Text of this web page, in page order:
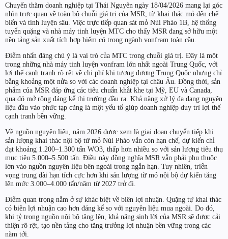
Chuyến thăm doanh nghiệp tại Thái Nguyên ngày 18/04/2026 mang lại góc
nhìn trực quan về toàn bộ chuỗi giá trị của MSR, từ khai thác mỏ đến chế
biến và tinh luyện sâu. Việc trực tiếp quan sát mỏ Núi Pháo 1B, hệ thống
tuyển quặng và nhà máy tinh luyện MTC cho thấy MSR đang sở hữu một
nền tảng sản xuất tích hợp hiếm có trong ngành vonfram toàn cầu.
Điểm nhấn đáng chú ý là vai trò của MTC trong chuỗi giá trị. Đây là một
trong những nhà máy tinh luyện vonfram lớn nhất ngoài Trung Quốc, với
lợi thế cạnh tranh rõ rệt về chi phí khi tương đương Trung Quốc nhưng chỉ
bằng khoảng một nửa so với các doanh nghiệp tại châu Âu. Đồng thời, sản
phẩm của MSR đáp ứng các tiêu chuẩn khắt khe tại Mỹ, EU và Canada,
qua đó mở rộng đáng kể thị trường đầu ra. Khả năng xử lý đa dạng nguyên
liệu đầu vào phức tạp cũng là một yếu tố giúp doanh nghiệp duy trì lợi thế
cạnh tranh bền vững.
Về nguồn nguyên liệu, năm 2026 được xem là giai đoạn chuyển tiếp khi
sản lượng khai thác nội bộ từ mỏ Núi Pháo vẫn còn hạn chế, dự kiến chỉ
đạt khoảng 1.200–1.300 tấn WO3, thấp hơn nhiều so với sản lượng tiêu thụ
mục tiêu 5.000–5.500 tấn. Điều này đồng nghĩa MSR vẫn phải phụ thuộc
lớn vào nguồn nguyên liệu bên ngoài trong ngắn hạn. Tuy nhiên, triển
vọng trung dài hạn tích cực hơn khi sản lượng từ mỏ nội bộ dự kiến tăng
lên mức 3.000–4.000 tấn/năm từ 2027 trở đi.
Điểm quan trọng nằm ở sự khác biệt về biên lợi nhuận. Quặng tự khai thác
có biên lợi nhuận cao hơn đáng kể so với nguyên liệu mua ngoài. Do đó,
khi tỷ trọng nguồn nội bộ tăng lên, khả năng sinh lời của MSR sẽ được cải
thiện rõ rệt, tạo nền tảng cho tăng trưởng lợi nhuận bền vững trong các
năm tới.